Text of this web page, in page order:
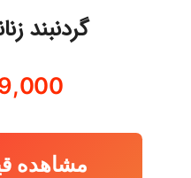
گردنبند
مشاهده